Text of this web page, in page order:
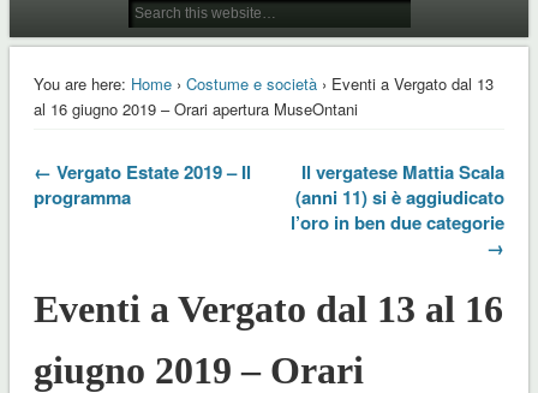
You are here: Home› Costume e società› Eventi a Vergato dal 13
al 16 giugno 2019 – Orari apertura MuseOntani
← Vergato Estate 2019 – Il
programma
Il vergatese Mattia Scala
(anni 11) si è aggiudicato
l’oro in ben due categorie
→
Eventi a Vergato dal 13 al 16
giugno 2019 – Orari